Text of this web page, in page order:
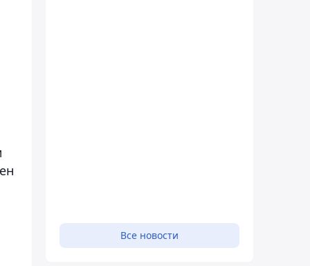
Все новости